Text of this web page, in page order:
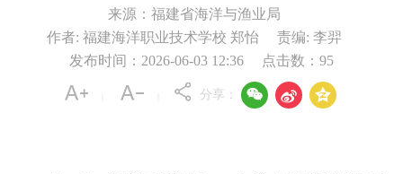
来源：福建省海洋与渔业局
作者: 福建海洋职业技术学校 郑怡
责编: 李羿
发布时间：2026-06-03 12:36
点击数： 95
分享：   